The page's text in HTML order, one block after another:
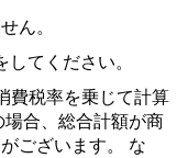
ん。
てください。
費税率を乗じて計算
合、総合計額が商
ございます。 な